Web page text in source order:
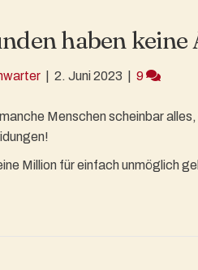
haben
2. Juni 2023 9
Menschen scheinbar
Million für einfach unmöglich